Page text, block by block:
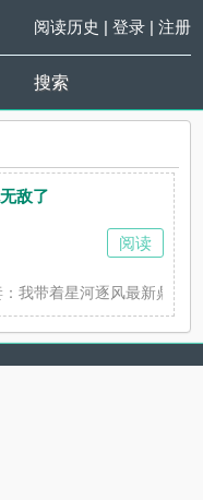
阅读历史 | 登录| 注册
搜索
敌了
我带着星河逐风最新鼎力
阅读